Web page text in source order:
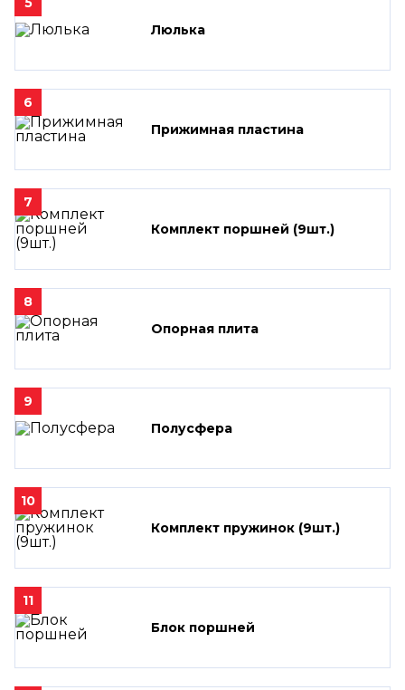
Люлька
6
Прижимная пластина
7
Комплект поршней (9шт.)
8
Опорная плита
9
Полусфера
10
Комплект пружинок (9шт.)
11
Блок поршней